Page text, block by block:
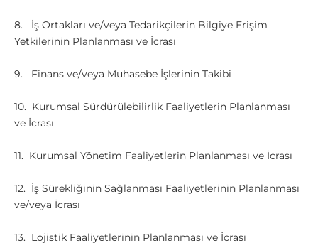
8. İş Ortakları ve/veya Tedarikçilerin Bilgiye Erişim
Yetkilerinin Planlanması ve İcrası
9. Finans ve/veya Muhasebe İşlerinin Takibi
10. Kurumsal Sürdürülebilirlik Faaliyetlerin Planlanması
ve İcrası
11. Kurumsal Yönetim Faaliyetlerin Planlanması ve İcrası
12. İş Sürekliğinin Sağlanması Faaliyetlerinin Planlanması
ve/veya İcrası
13. Lojistik Faaliyetlerinin Planlanması ve İcrası